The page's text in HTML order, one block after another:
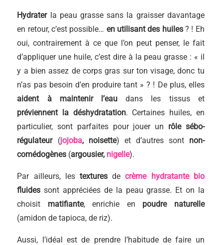
Hydraterla peau grasse sans la graisser davantage
en retour, c’est possible… en utilisant des huiles? ! Eh
oui, contrairement à ce que l’on peut penser, le fait
d’appliquer une huile, c’est dire à la peau grasse : « il
y a bien assez de corps gras sur ton visage, donc tu
n’as pas besoin d’en produire tant » ? ! De plus, elles
aident à maintenir l’eau dans les tissus et
préviennent la déshydratation. Certaines huiles, en
particulier, sont parfaites pour jouer un rôle sébo-
régulateur(jojoba, noisette) et d’autres sont non-
comédogènes (argousier, nigelle).
Par ailleurs, lestextures decrème hydratante bio
fluides sont appréciées de la peau grasse. Et on la
choisit matifiante, enrichie en poudre naturelle
(amidon de tapioca, de riz).
Aussi, l’idéal est de prendre l’habitude de faire un